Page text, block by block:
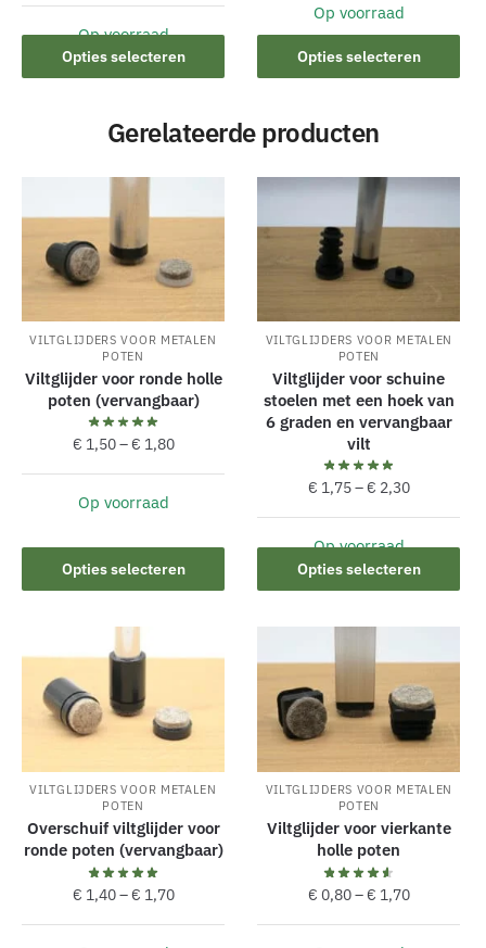
Op voorraad
Opties selecteren
Dit
product
meerdere
Deze
gekozen
worden
de
productpagina
Op voorraad
Opties selecteren
product
heeft
variaties.
optie
kan
gekozen
worden
productpagina
Gerelateerde producten
VILTGLIJDERS VOOR METALEN
POTEN
Viltglijder voor ronde holle
poten (vervangbaar)
€ 1,50–€ 1,80
Op voorraad
Opties selecteren
product
heeft
meerdere
variaties.
Deze
kan
gekozen
de
productpagina
VILTGLIJDERS VOOR METALEN
POTEN
Viltglijder voor schuine
stoelen met een hoek van
6 graden en vervangbaar
vilt
€ 1,75–€ 2,30
Op voorraad
Opties selecteren
Dit
product
variaties.
Deze
optie
kan
gekozen
worden
op
de
productpagina
VILTGLIJDERS VOOR METALEN
POTEN
Overschuif viltglijder voor
ronde poten (vervangbaar)
€ 1,40–€ 1,70
VILTGLIJDERS VOOR METALEN
POTEN
Viltglijder voor vierkante
holle poten
€ 0,80–€ 1,70